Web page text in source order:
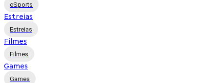
eSports
Estreias
Estreias
Filmes
Filmes
Games
Games